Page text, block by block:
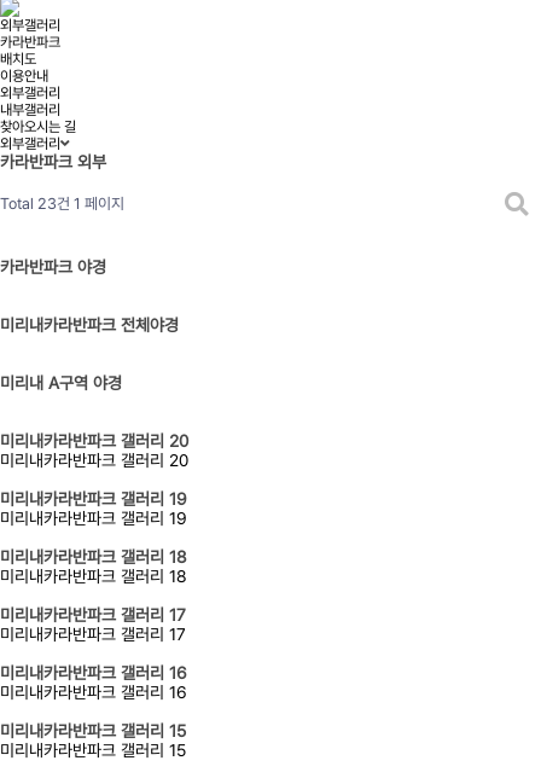
외부갤러리
카라반파크
배치도
이용안내
외부갤러리
내부갤러리
찾아오시는 길
외부갤러리
카라반파크 외부
Total 23건 1 페이지
카라반파크 야경
미리내카라반파크 전체야경
미리내 A구역 야경
미리내카라반파크 갤러리 20
미리내카라반파크 갤러리 20
미리내카라반파크 갤러리 19
미리내카라반파크 갤러리 19
미리내카라반파크 갤러리 18
미리내카라반파크 갤러리 18
미리내카라반파크 갤러리 17
미리내카라반파크 갤러리 17
미리내카라반파크 갤러리 16
미리내카라반파크 갤러리 16
미리내카라반파크 갤러리 15
미리내카라반파크 갤러리 15